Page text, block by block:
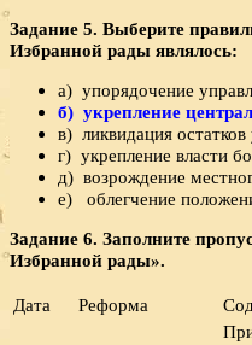
Задание 5. Выберите
Избранной рады являлось:
а) упорядочение
б) укрепление
в) ликвидация
г) укрепление власти
д) возрождение
е) облегчение
Задание 6. Заполните
Избранной рады».
Дата Реформа